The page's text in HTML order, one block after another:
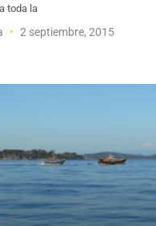
toda la
2 septiembre, 2015